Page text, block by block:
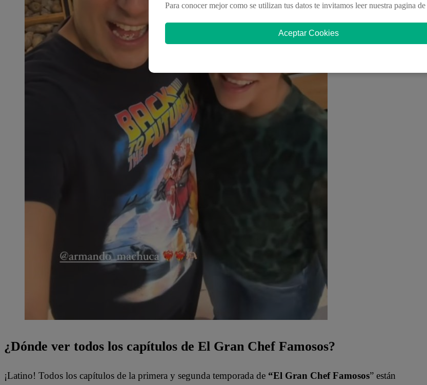
¿Dónde ver todos los capítulos de El Gran Chef Famosos?
¡Latino! Todos los capítulos de la primera y segunda temporada de “El Gran Chef Famosos” están
Para conocer mejor como se utilizan tus datos te invitamos leer nuestra pagina de
Aceptar Cookies